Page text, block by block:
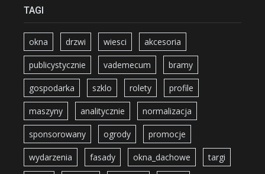
TAGI
okna drzwi wiesci akcesoria
publicystycznie vademecum bramy
gospodarka szklo rolety profile
maszyny analitycznie normalizacja
sponsorowany ogrody promocje
wydarzenia fasady okna_dachowe targi